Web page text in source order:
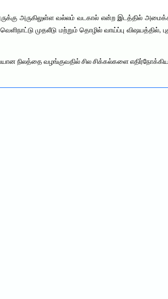
அருகிலுள்ள வல்லம் வடகால் என்ற இடத்தில் அமைக்க
முதலீடு மற்றும் தொழில் வாய்ப்பு விஷயத்தில்,
நிலத்தை வழங்குவதில் சில சிக்கல்களை